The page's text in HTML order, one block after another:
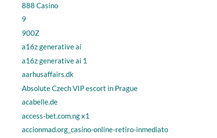
888 Casino
9
900Z
a16z generative ai
a16z generative ai 1
aarhusaffairs.dk
Absolute Czech VIP escort in Prague
acabelle.de
access-bet.com.ng x1
accionmad.org_casino-online-retiro-inmediato